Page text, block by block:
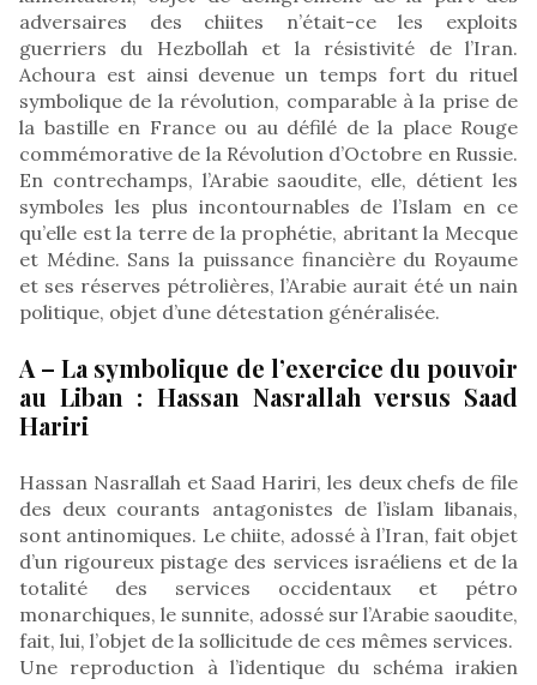
adversaires des chiites n’était-ce les exploits
guerriers du Hezbollah et la résistivité de l’Iran.
Achoura est ainsi devenue un temps fort du rituel
symbolique de la révolution, comparable à la prise de
la bastille en France ou au défilé de la place Rouge
commémorative de la Révolution d’Octobre en Russie.
En contrechamps, l’Arabie saoudite, elle, détient les
symboles les plus incontournables de l’Islam en ce
qu’elle est la terre de la prophétie, abritant la Mecque
et Médine. Sans la puissance financière du Royaume
et ses réserves pétrolières, l’Arabie aurait été un nain
politique, objet d’une détestation généralisée.
A – La symbolique de l’exercice du pouvoir
au Liban : Hassan Nasrallah versus Saad
Hariri
Hassan Nasrallah et Saad Hariri, les deux chefs de file
des deux courants antagonistes de l’islam libanais,
sont antinomiques. Le chiite, adossé à l’Iran, fait objet
d’un rigoureux pistage des services israéliens et de la
totalité des services occidentaux et pétro
monarchiques, le sunnite, adossé sur l’Arabie saoudite,
fait, lui, l’objet de la sollicitude de ces mêmes services.
Une reproduction à l’identique du schéma irakien